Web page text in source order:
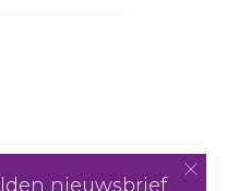
nieuwsbrief